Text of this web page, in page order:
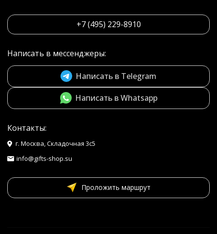
+7 (495) 229-8910
Написать в мессенджеры:
Написать в Telegram
Написать в Whatsapp
Контакты:
г. Москва, Складочная 3с5
info@gifts-shop.su
Проложить маршрут